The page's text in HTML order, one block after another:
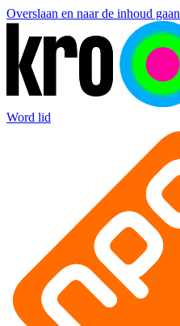
Overslaan en naar de inhoud gaan
Word lid